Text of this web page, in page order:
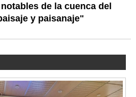
de la cuenca del
y paisanaje"